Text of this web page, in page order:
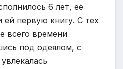
6 лет, её
ей первую книгу. С тех
всего времени
под одеялом, с